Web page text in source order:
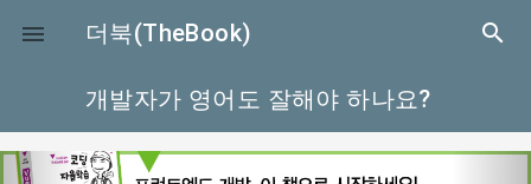
close
 더북(TheBook) search
개발자가 영어도 잘해야 하나요?
p